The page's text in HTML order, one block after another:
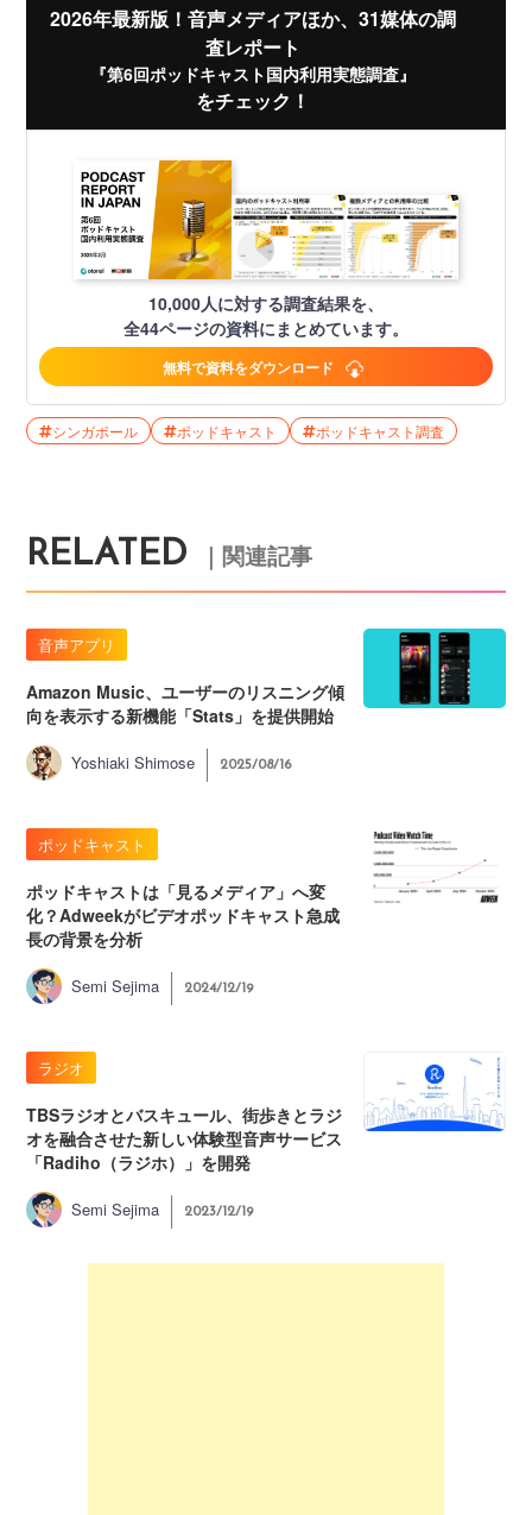
2026年最新版！音声メディアほか、31媒体の調
査レポート
『第6回ポッドキャスト国内利用実態調査』
をチェック！
10,000人に対する調査結果を、
全44ページの資料にまとめています。
無料で資料をダウンロード
シンガポール ポッドキャスト ポッドキャスト調査
RELATED ｜関連記事
音声アプリ
Amazon Music、ユーザーのリスニング傾
向を表示する新機能「Stats」を提供開始
Yoshiaki Shimose 2025/08/16
ポッドキャスト
ポッドキャストは「見るメディア」へ変
化？Adweekがビデオポッドキャスト急成
長の背景を分析
Semi Sejima 2024/12/19
ラジオ
TBSラジオとバスキュール、街歩きとラジ
オを融合させた新しい体験型音声サービス
「Radiho（ラジホ）」を開発
Semi Sejima 2023/12/19